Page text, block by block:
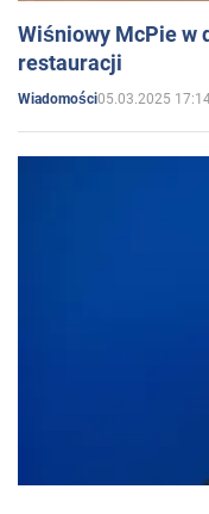
Wiśniowy McPie w
restauracji
Wiadomości05.03.2025